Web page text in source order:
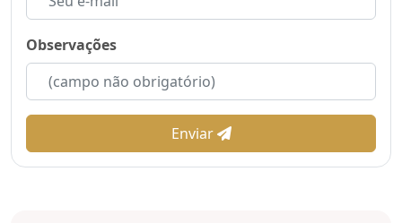
Observações
Enviar